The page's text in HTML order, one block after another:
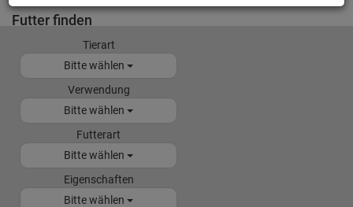
Futter finden
Tierart
Bitte wählen
Verwendung
Bitte wählen
Futterart
Bitte wählen
Eigenschaften
Bitte wählen